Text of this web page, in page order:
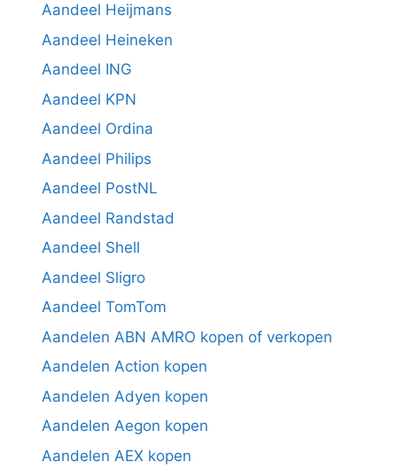
Aandeel Heijmans
Aandeel Heineken
Aandeel ING
Aandeel KPN
Aandeel Ordina
Aandeel Philips
Aandeel PostNL
Aandeel Randstad
Aandeel Shell
Aandeel Sligro
Aandeel TomTom
Aandelen ABN AMRO kopen of verkopen
Aandelen Action kopen
Aandelen Adyen kopen
Aandelen Aegon kopen
Aandelen AEX kopen